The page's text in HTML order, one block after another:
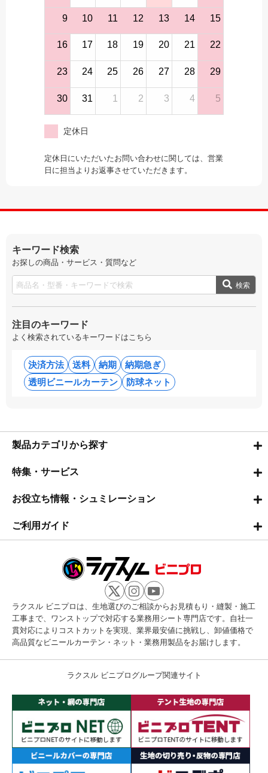
9 10 11 12 13 14 15
16 17 18 19 20 21 22
23 24 25 26 27 28 29
30 31 1 2 3 4 5
定休日
定休日にいただいたお問い合わせに関しては、営業
日に担当よりお返事させていただきます。
キーワード検索
お探しの商品・サービス・質問など
検索
注目のキーワード
よく検索されているキーワードはこちら
決済方法 送料 納期
納期急ぎ
透明ビニールカーテン
防球ネット
製品カテゴリから探す
特集・サービス
お役立ち情報・シュミレーション
ご利用ガイド
ラクスル ビニプロは、生地選びのご相談からお見積もり・縫製・施工
工事まで、ワンストップで対応する業務用シート専門店です。自社一
貫対応によりコストカットを実現、業界最安値に挑戦し、卸値価格で
高品質なビニールカーテン・ネット・業務用製品をお届けします。
ラクスル ビニプログループ関連サイト